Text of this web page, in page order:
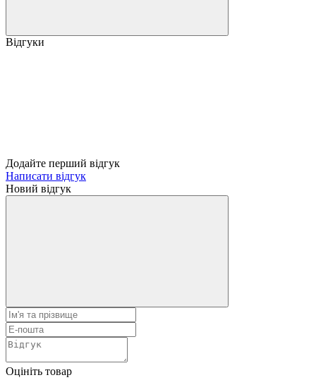
Відгуки
Додайте перший відгук
Написати відгук
Новий відгук
Оцініть товар